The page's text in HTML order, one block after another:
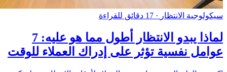
سيكولوجية الانتظار · 17 دقائق للقراءة
لماذا يبدو الانتظار أطول مما هو عليه: 7
عوامل نفسية تؤثر على إدراك العملاء للوقت